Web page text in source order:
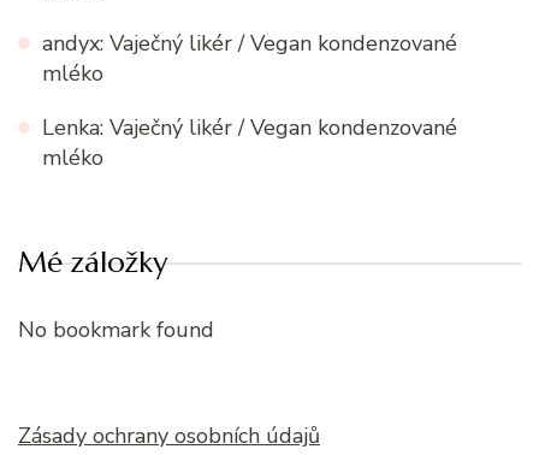
andyx: Vaječný likér / Vegan kondenzované
mléko
Lenka: Vaječný likér / Vegan kondenzované
mléko
Mé záložky
No bookmark found
Zásady ochrany osobních údajů